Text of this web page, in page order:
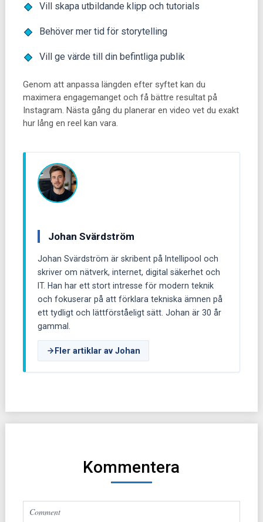
Vill skapa utbildande klipp och tutorials
Behöver mer tid för storytelling
Vill ge värde till din befintliga publik
Genom att anpassa längden efter syftet kan du
maximera engagemanget och få bättre resultat på
Instagram. Nästa gång du planerar en video vet du exakt
hur lång en reel kan vara.
Johan Svärdström
Johan Svärdström är skribent på Intellipool och
skriver om nätverk, internet, digital säkerhet och
IT. Han har ett stort intresse för modern teknik
och fokuserar på att förklara tekniska ämnen på
ett tydligt och lättförståeligt sätt. Johan är 30 år
gammal.
Fler artiklar av Johan
Kommentera